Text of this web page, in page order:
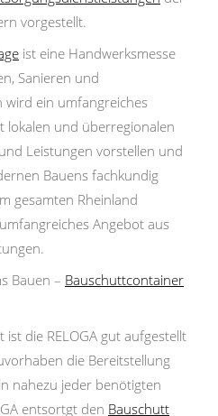
vorgestellt.
ist eine Handwerksmesse
Sanieren und
wird ein umfangreiches
lokalen und überregionalen
Leistungen vorstellen und
Bauens fachkundig
gesamten Rheinland
Angebot aus
Bauen – Bauschuttcontainer
ist die RELOGA gut aufgestellt
die Bereitstellung
in nahezu jeder benötigten
entsortgt den Bauschutt